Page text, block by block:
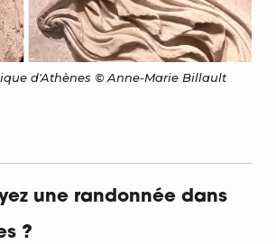
d'Athènes © Anne-Marie Billault
une randonnée dans
?